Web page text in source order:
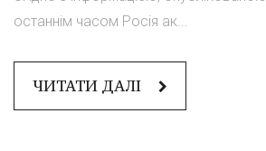
останнім часом Росія ак...
ЧИТАТИ ДАЛІ